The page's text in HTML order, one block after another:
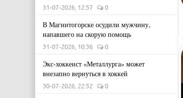
31-07-2026, 12:57 0
В Магнитогорске осудили мужчину,
напавшего на скорую помощь
31-07-2026, 10:36 0
Экс-хоккеист «Металлурга» может
внезапно вернуться в хоккей
30-07-2026, 22:52 0